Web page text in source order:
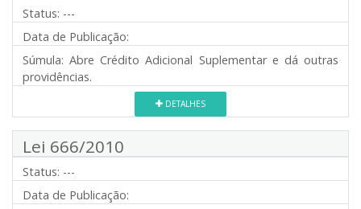
Status: ---
Data de Publicação:
Súmula: Abre Crédito Adicional Suplementar e dá outras
providências.
DETALHES
Lei 666/2010
Status: ---
Data de Publicação: